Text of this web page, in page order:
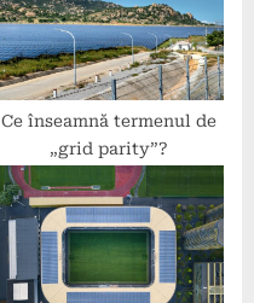
Ce înseamnă termenul de
„grid parity”?